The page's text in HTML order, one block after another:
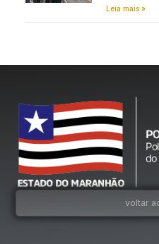
Leia mais »
voltar